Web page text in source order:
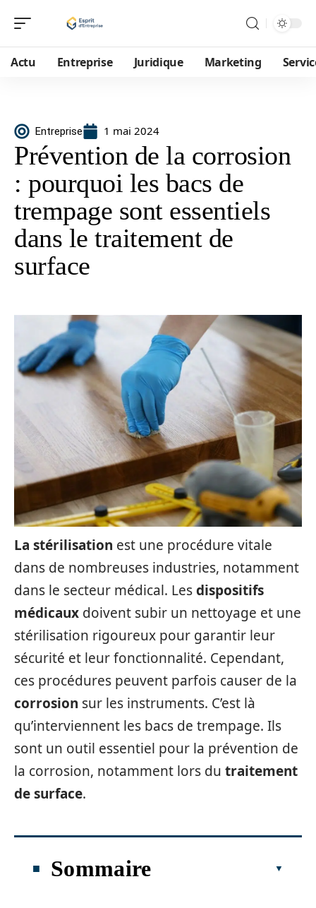
Actu Entreprise Juridique Marketing
Entreprise 1 mai 2024
Prévention de la corrosion
: pourquoi les bacs de
trempage sont essentiels
dans le traitement de
surface
La stérilisation est une procédure vitale
dans de nombreuses industries, notamment
dans le secteur médical. Lesdispositifs
médicaux doivent subir un nettoyage et une
stérilisation rigoureux pour garantir leur
sécurité et leur fonctionnalité. Cependant,
ces procédures peuvent parfois causer de la
corrosion sur les instruments. C’est là
qu’interviennent les bacs de trempage. Ils
sont un outil essentiel pour la prévention de
la corrosion, notamment lors du traitement
de surface.
Sommaire